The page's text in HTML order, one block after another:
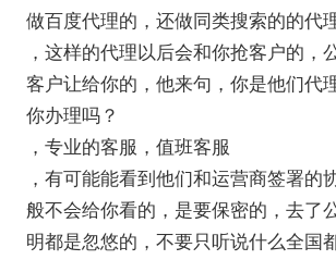
做百度代理的，还做同类搜索的的代理
，这样的代理以后会和你抢客户的，
客户让给你的，他来句，你是他们代
你办理吗？
，专业的客服，值班客服
，有可能能看到他们和运营商签署的
般不会给你看的，是要保密的，去了
明都是忽悠的，不要只听说什么全国